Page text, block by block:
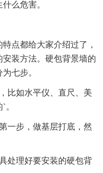
么危害。
点都给大家介绍过了，
装方法。硬包背景墙的
七步。
比如水平仪、直尺、美
一步，做基层打底，然
处理好要安装的硬包背